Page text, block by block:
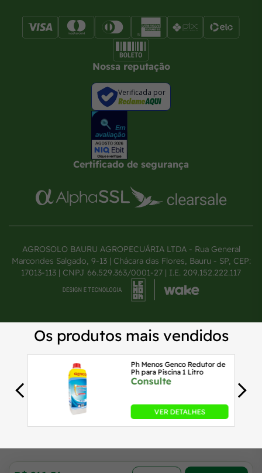
Nossa reputação
Verificada por
Certificado de segurança
AGROSOLO BAURU AGROPECUÁRIA LTDA - Rua General
Marcondes Salgado, 9-13 | Chácara das Flores, Bauru - SP, CEP:
17013-113 | CNPJ 66.529.363/0001-27 | I.E. 209.152.222.117